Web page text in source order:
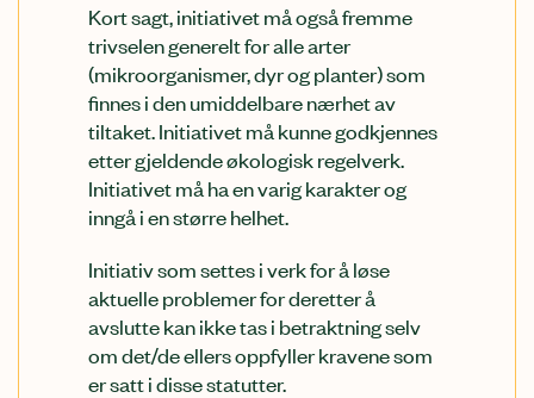
Kort sagt, initiativet må også fremme
trivselen generelt for alle arter
(mikroorganismer, dyr og planter) som
finnes i den umiddelbare nærhet av
tiltaket. Initiativet må kunne godkjennes
etter gjeldende økologisk regelverk.
Initiativet må ha en varig karakter og
inngå i en større helhet.
Initiativ som settes i verk for å løse
aktuelle problemer for deretter å
avslutte kan ikke tas i betraktning selv
om det/de ellers oppfyller kravene som
er satt i disse statutter.